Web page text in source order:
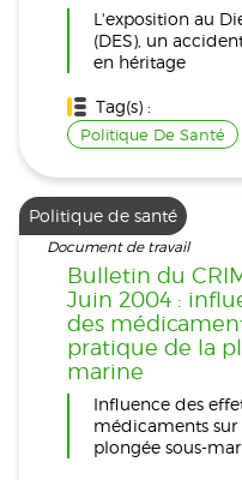
L'exposition au
(DES), un
en héritage
Tag(s) :
Politique De Santé
Politique de santé
Document de travail
Bulletin du
Juin 2004 :
des
pratique de la
marine
Influence des
médicaments
plongée sous-